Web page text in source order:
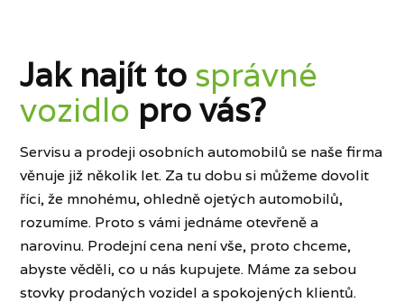
Jak najít to správné
vozidlo pro vás?
Servisu a prodeji osobních automobilů se naše firma
věnuje již několik let. Za tu dobu si můžeme dovolit
říci, že mnohému, ohledně ojetých automobilů,
rozumíme. Proto s vámi jednáme otevřeně a
narovinu. Prodejní cena není vše, proto chceme,
abyste věděli, co u nás kupujete. Máme za sebou
stovky prodaných vozidel a spokojených klientů.